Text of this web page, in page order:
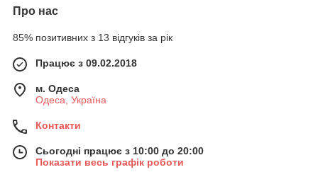
Про нас
85% позитивних з 13 відгуків за рік
Працює з 09.02.2018
м. Одеса
Одеса, Україна
Контакти
Сьогодні працює з 10:00 до 20:00
Показати весь графік роботи